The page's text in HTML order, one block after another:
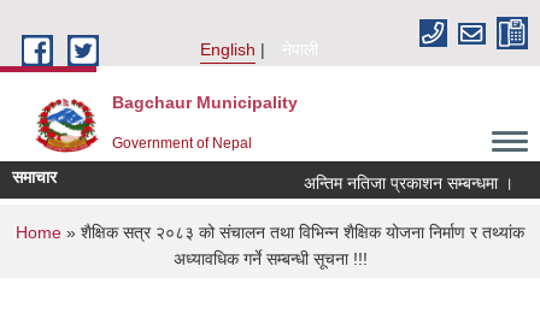
English
नेपाली
Bagchaur Municipality
Government of Nepal
समाचार अन्तिम नतिजा प्रकाशन सम्बन्धमा ।
You are here
Home » शैक्षिक सत्र २०८३ को संचालन तथा विभिन्न शैक्षिक योजना निर्माण र तथ्यांक
अध्यावधिक गर्ने सम्बन्धी सूचना !!!